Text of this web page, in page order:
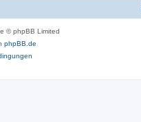
© phpBB Limited
phpBB.de